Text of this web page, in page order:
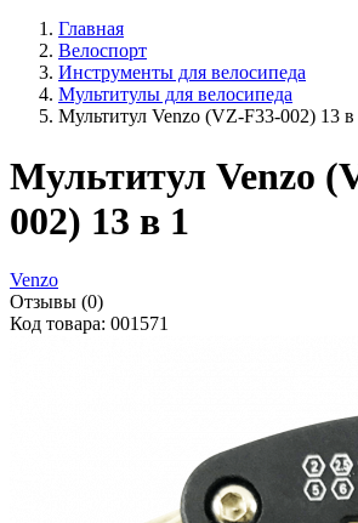
Главная
Велоспорт
Инструменты для велосипеда
Мультитулы для велосипеда
Мультитул Venzo (VZ-F33-002) 13 в
Мультитул Venzo
002) 13 в 1
Venzo
Отзывы (0)
Код товара: 001571